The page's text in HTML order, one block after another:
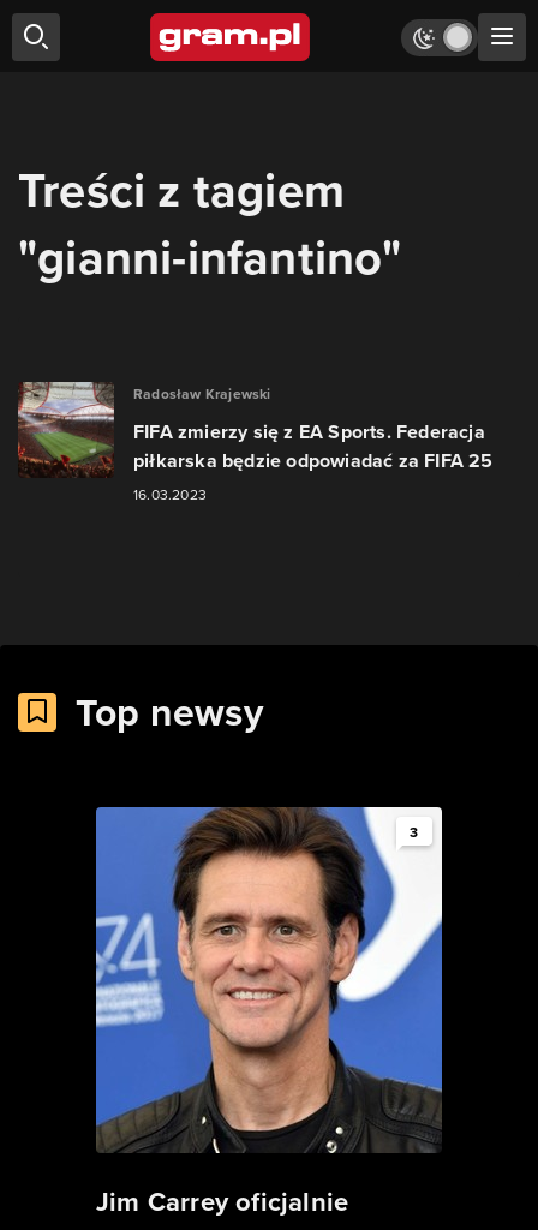
Treści z tagiem
"gianni-infantino"
Radosław Krajewski
FIFA zmierzy się z EA Sports. Federacja
piłkarska będzie odpowiadać za FIFA 25
16.03.2023
Top newsy
3
Jim Carrey oficjalnie